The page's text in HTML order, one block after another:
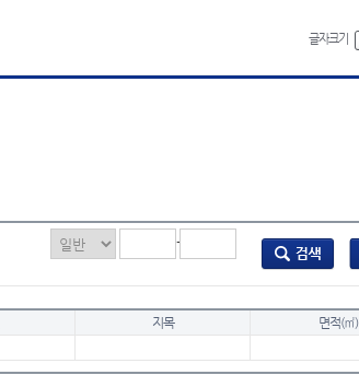
글자크기
-
지목 면적(㎡)